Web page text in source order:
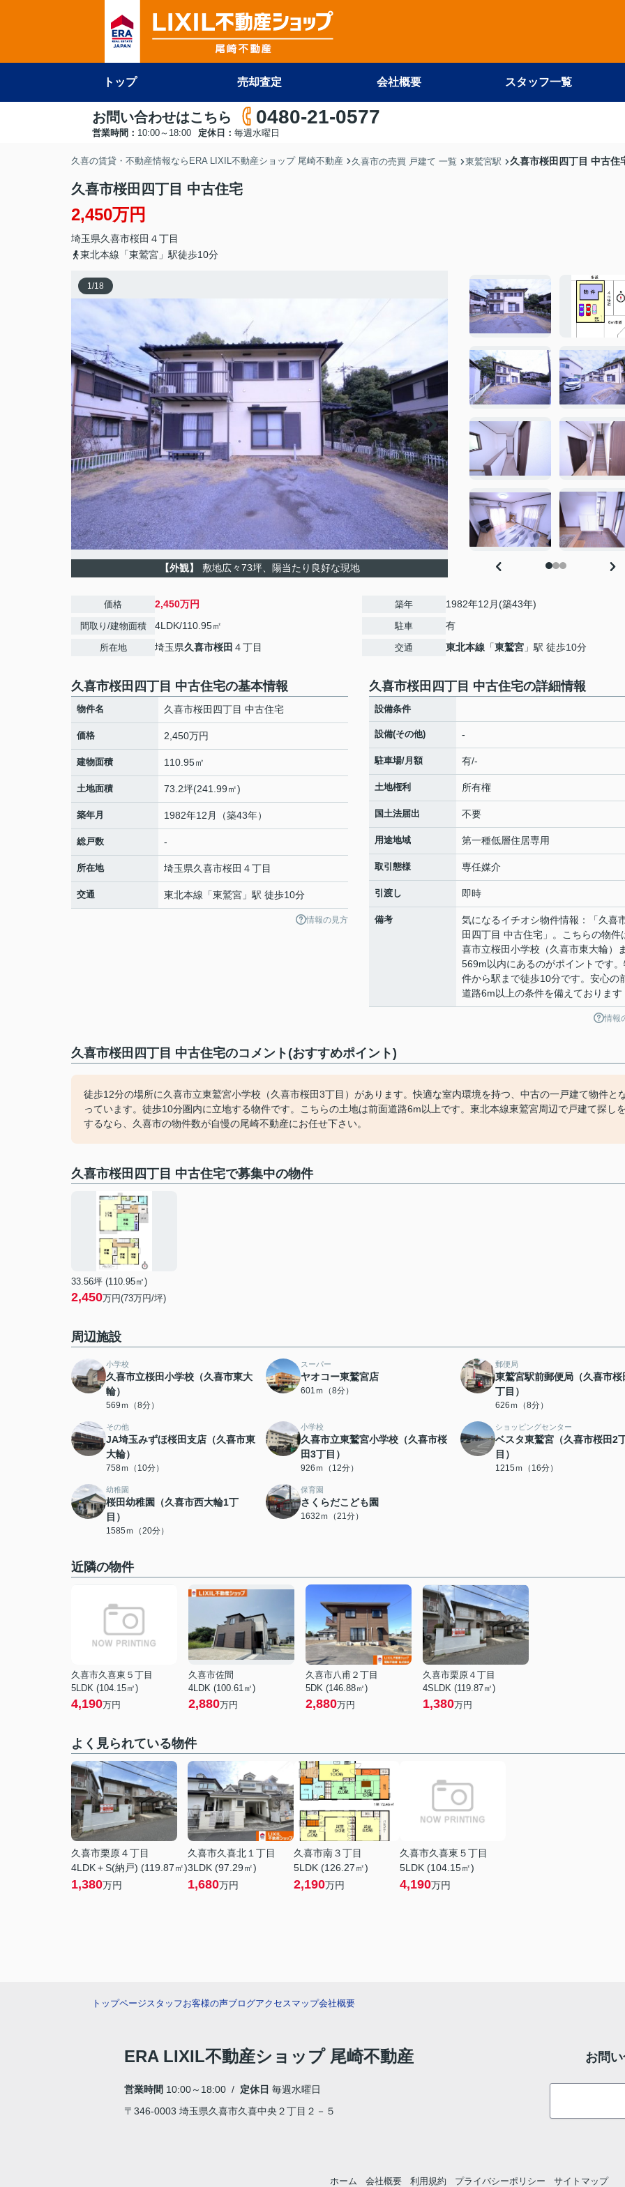
トップ 売却査定 会社概要 スタッフ一覧
お問い合わせはこちら 0480-21-0577
営業時間： 10:00～18:00 定休日： 毎週水曜日
久喜の賃貸・不動産情報ならERA LIXIL不動産ショップ 尾崎不動産 久喜市の売買 戸建て 一覧 東鷲宮駅 久喜市桜田四丁目 中古住
久喜市桜田四丁目 中古住宅
2,450万円
埼玉県久喜市桜田 ４丁目
東北本線「東鷲宮」駅徒歩10分
1/18
【外観】 敷地広々73坪、陽当たり良好な現地
価格 2,450万円
間取り/建物面積 4LDK/110.95㎡
所在地 埼玉県久喜市桜田 ４丁目
築年 1982年12月(築43年)
駐車 有
交通 東北本線 「東鷲宮 」駅 徒歩10分
久喜市桜田四丁目 中古住宅の基本情報
物件名 久喜市桜田四丁目 中古住宅
価格 2,450万円
建物面積 110.95㎡
土地面積 73.2坪(241.99㎡)
築年月 1982年12月（築43年）
総戸数 -
所在地 埼玉県久喜市桜田 ４丁目
交通 東北本線 「東鷲宮 」駅 徒歩10分
情報の見方
久喜市桜田四丁目 中古住宅の詳細情報
設備条件
設備(その他) -
駐車場/月額 有/-
土地権利 所有権
国土法届出 不要
用途地域 第一種低層住居専用
取引態様 専任媒介
引渡し 即時
備考
気になるイチオシ物件情報：「久喜
田四丁目 中古住宅」。こちらの物件
喜市立桜田小学校（久喜市東大輪）
569m以内にあるのがポイントです
件から駅まで徒歩10分です。安心の
道路6m以上の条件を備えております
情報
久喜市桜田四丁目 中古住宅のコメント(おすすめポイント)
徒歩12分の場所に久喜市立東鷲宮小学校（久喜市桜田3丁目）があります。快適な室内環境を持つ、中古の一戸建て物件と
っています。徒歩10分圏内に立地する物件です。こちらの土地は前面道路6m以上です。東北本線東鷲宮周辺で戸建て探し
するなら、久喜市の物件数が自慢の尾崎不動産にお任せ下さい。
久喜市桜田四丁目 中古住宅で募集中の物件
33.56坪 (110.95㎡)
2,450万円(73万円/坪)
周辺施設
小学校
久喜市立桜田小学校（久喜市東大
輪）
569ｍ（8分）
スーパー
ヤオコー東鷲宮店
601ｍ（8分）
郵便局
東鷲宮駅前郵便局（久喜市桜
丁目）
626ｍ（8分）
その他
JA埼玉みずほ桜田支店（久喜市東
大輪）
758ｍ（10分）
小学校
久喜市立東鷲宮小学校（久喜市桜
田3丁目）
926ｍ（12分）
ショッピングセンター
ベスタ東鷲宮（久喜市桜田2
目）
1215ｍ（16分）
幼稚園
桜田幼稚園（久喜市西大輪1丁
目）
1585ｍ（20分）
保育園
さくらだこども園
1632ｍ（21分）
近隣の物件
久喜市久喜東５丁目
5LDK (104.15㎡)
4,190万円
久喜市佐間
4LDK (100.61㎡)
2,880万円
久喜市八甫２丁目
5DK (146.88㎡)
2,880万円
久喜市栗原４丁目
4SLDK (119.87㎡)
1,380万円
よく見られている物件
久喜市栗原４丁目
4LDK＋S(納戸) (119.87㎡)
1,380万円
久喜市久喜北１丁目
3LDK (97.29㎡)
1,680万円
久喜市南３丁目
5LDK (126.27㎡)
2,190万円
久喜市久喜東５丁目
5LDK (104.15㎡)
4,190万円
トップページスタッフお客様の声ブログアクセスマップ会社概要
ERA LIXIL不動産ショップ 尾崎不動産
営業時間 10:00～18:00 / 定休日 毎週水曜日
〒346-0003 埼玉県久喜市久喜中央２丁目２－５
お問
ホーム 会社概要 利用規約 プライバシーポリシー サイトマップ